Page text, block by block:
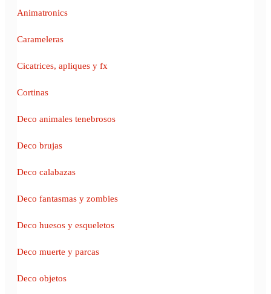
Animatronics
Carameleras
Cicatrices, apliques y fx
Cortinas
Deco animales tenebrosos
Deco brujas
Deco calabazas
Deco fantasmas y zombies
Deco huesos y esqueletos
Deco muerte y parcas
Deco objetos